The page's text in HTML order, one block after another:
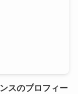
スのプロフィー